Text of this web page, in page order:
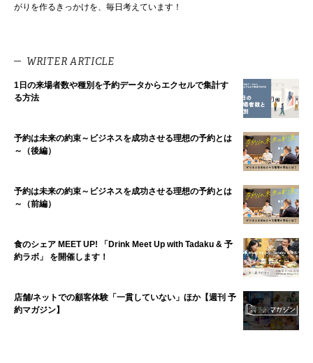
がりを作るきっかけを、毎日考えています！
WRITER ARTICLE
1日の来場者数や種別を予約データからエクセルで集計す
る方法
予約は未来の約束～ビジネスを成功させる理想の予約とは
～（後編）
予約は未来の約束～ビジネスを成功させる理想の予約とは
～（前編）
食のシェア MEET UP! 「Drink Meet Up with Tadaku & 予
約ラボ」 を開催します！
店舗/ネットでの顧客体験「一貫していない」ほか【週刊 予
約マガジン】